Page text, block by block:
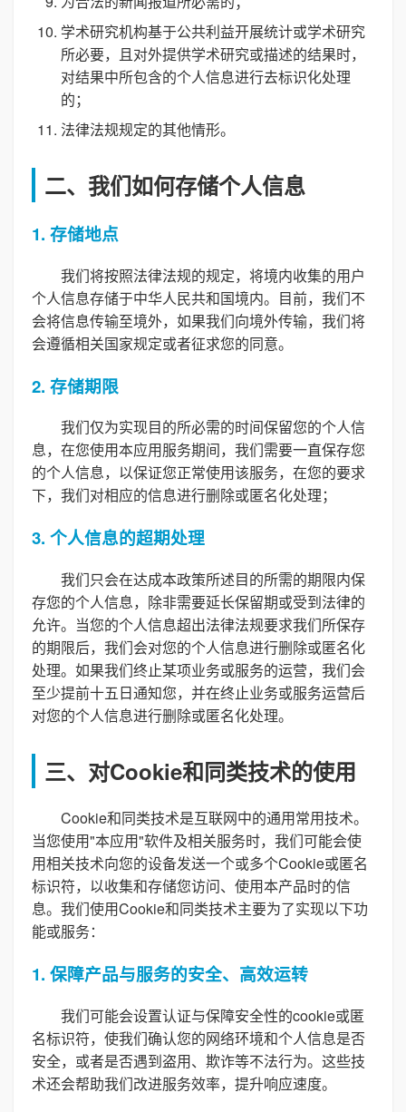
学术研究机构基于公共利益开展统计或学术研究
所必要，且对外提供学术研究或描述的结果时，
对结果中所包含的个人信息进行去标识化处理
的；
法律法规规定的其他情形。
二、我们如何存储个人信息
1. 存储地点
我们将按照法律法规的规定，将境内收集的用户
个人信息存储于中华人民共和国境内。目前，我们不
会将信息传输至境外，如果我们向境外传输，我们将
会遵循相关国家规定或者征求您的同意。
2. 存储期限
我们仅为实现目的所必需的时间保留您的个人信
息，在您使用本应用服务期间，我们需要一直保存您
的个人信息，以保证您正常使用该服务，在您的要求
下，我们对相应的信息进行删除或匿名化处理；
3. 个人信息的超期处理
我们只会在达成本政策所述目的所需的期限内保
存您的个人信息，除非需要延长保留期或受到法律的
允许。当您的个人信息超出法律法规要求我们所保存
的期限后，我们会对您的个人信息进行删除或匿名化
处理。如果我们终止某项业务或服务的运营，我们会
至少提前十五日通知您，并在终止业务或服务运营后
对您的个人信息进行删除或匿名化处理。
三、对Cookie和同类技术的使用
Cookie和同类技术是互联网中的通用常用技术。
当您使用"本应用"软件及相关服务时，我们可能会使
用相关技术向您的设备发送一个或多个Cookie或匿名
标识符，以收集和存储您访问、使用本产品时的信
息。我们使用Cookie和同类技术主要为了实现以下功
能或服务：
1. 保障产品与服务的安全、高效运转
我们可能会设置认证与保障安全性的cookie或匿
名标识符，使我们确认您的网络环境和个人信息是否
安全，或者是否遇到盗用、欺诈等不法行为。这些技
术还会帮助我们改进服务效率，提升响应速度。